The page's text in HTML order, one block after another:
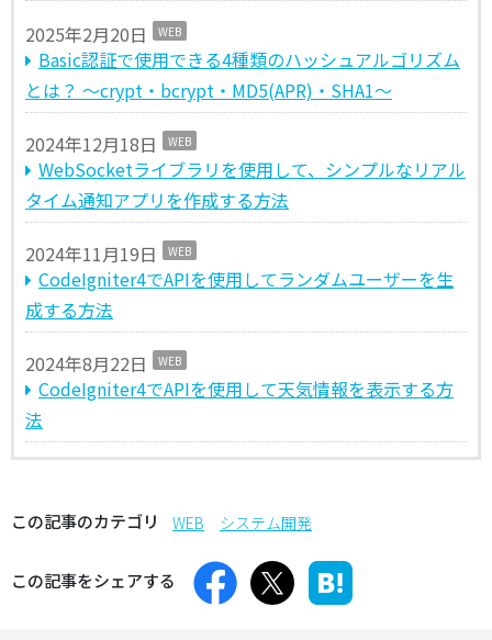
2025年2月20日 WEB
Basic認証で使用できる4種類のハッシュアルゴリズム
とは？ ～crypt・bcrypt・MD5(APR)・SHA1～
2024年12月18日 WEB
WebSocketライブラリを使用して、シンプルなリアル
タイム通知アプリを作成する方法
2024年11月19日 WEB
CodeIgniter4でAPIを使用してランダムユーザーを生
成する方法
2024年8月22日 WEB
CodeIgniter4でAPIを使用して天気情報を表示する方
法
この記事のカテゴリ WEB システム開発
この記事をシェアする